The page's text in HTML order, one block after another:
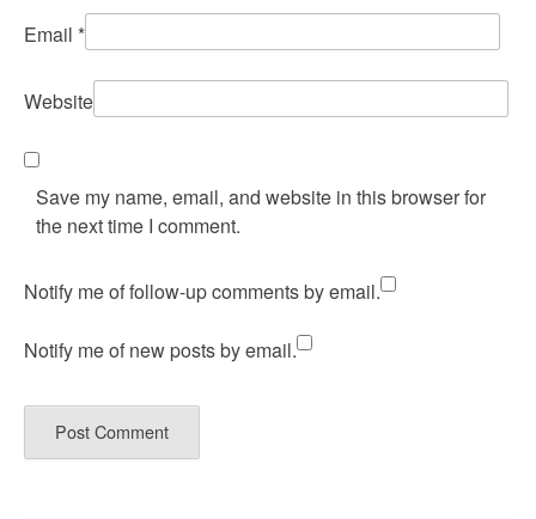
Email *
Website
Save my name, email, and website in this browser for
the next time I comment.
Notify me of follow-up comments by email.
Notify me of new posts by email.